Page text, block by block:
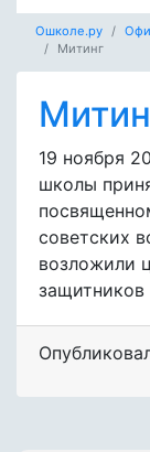
Ошколе.ру
Митинг
19 ноября
школы
советских
возложили